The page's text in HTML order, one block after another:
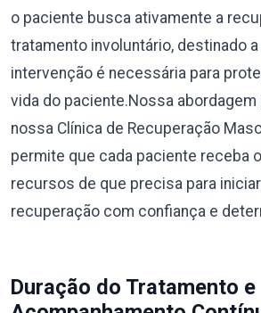
o paciente busca ativamente a
tratamento involuntário, destinado
intervenção é necessária para
vida do paciente.Nossa
nossa Clínica de Recuperação
permite que cada paciente receba
recursos de que precisa para
recuperação com confiança e
Duração do Tratamento e